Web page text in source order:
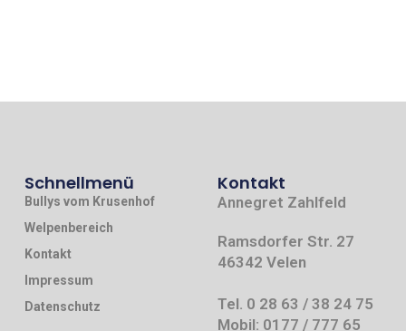
Schnellmenü
Bullys vom Krusenhof
Welpenbereich
Kontakt
Impressum
Datenschutz
Kontakt
Annegret Zahlfeld
Ramsdorfer Str. 27
46342 Velen
Tel. 0 28 63 / 38 24 75
Mobil: 0177 / 777 65